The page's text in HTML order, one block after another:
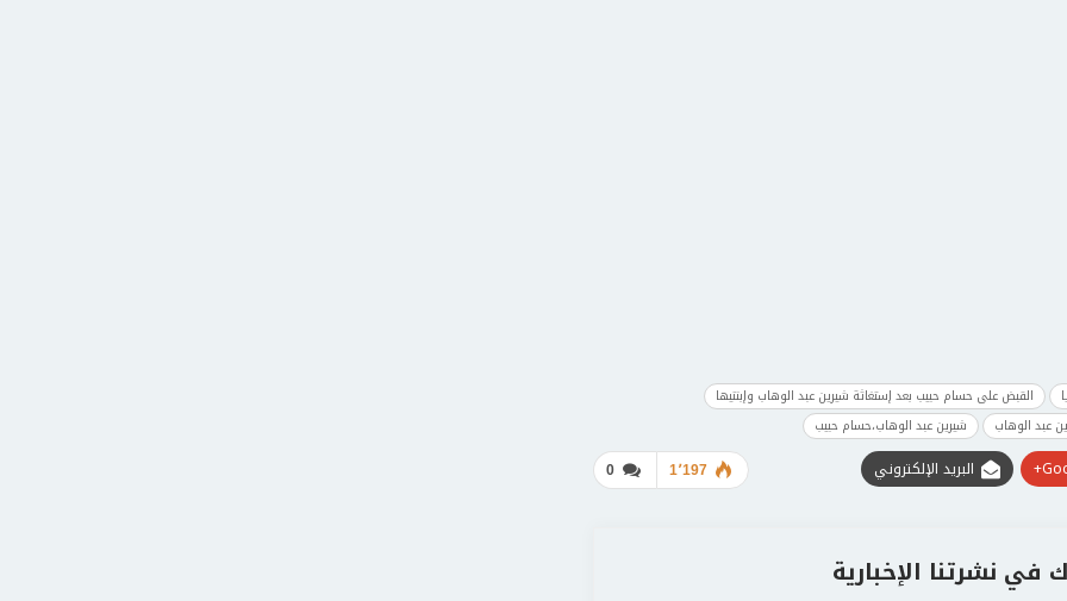
القبض على حسام حبيب بعد إستغاثة شيرين عبد الوهاب وإبنتيها
عبد الوهاب
شيرين عبد الوهاب،حسام حبيب
0 1٬197 البريد الإلكتروني
في نشرتنا الإخبارية